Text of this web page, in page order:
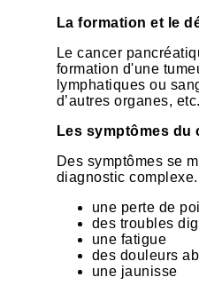
La formation et le
Le cancer
formation d'une
lymphatiques ou
d’autres organes,
Les symptômes du
Des symptômes se
diagnostic
une perte de
des troubles
une fatigue
des douleurs
une jaunisse